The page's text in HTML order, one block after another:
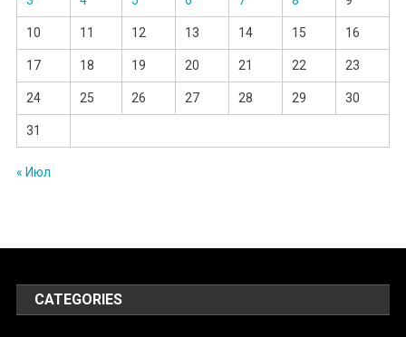
10 11 12 13 14 15 16
17 18 19 20 21 22 23
24 25 26 27 28 29 30
31
« Июл
CATEGORIES